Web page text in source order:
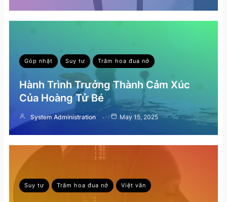
Góp nhặt Suy tư Trăm hoa đua nở
Hành Trình Trưởng Thành Cảm Xúc
Của Hoàng Tử Bé
System Administration May 15, 2025
Suy tư Trăm hoa đua nở Việt văn